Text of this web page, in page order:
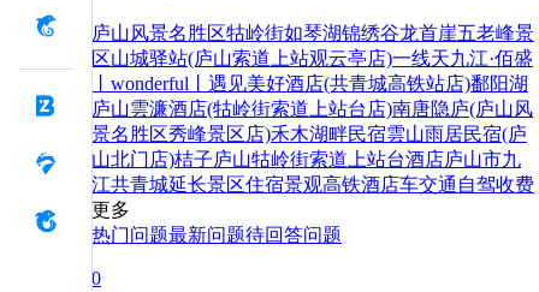
庐山风景名胜区牯岭街如琴湖锦绣谷龙首崖五老峰景
区山城驿站(庐山索道上站观云亭店)一线天九江·佰盛
丨wonderful丨遇见美好酒店(共青城高铁站店)鄱阳湖
庐山雲濂酒店(牯岭街索道上站台店)南唐隐庐(庐山风
景名胜区秀峰景区店)禾木湖畔民宿雲山雨居民宿(庐
山北门店)桔子庐山牯岭街索道上站台酒店庐山市九
江共青城延长景区住宿景观高铁酒店车交通 自驾收费
更多
热门问题最新问题待回答问题
0